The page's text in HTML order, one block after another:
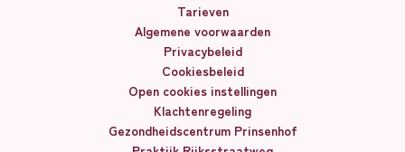
Tarieven
Algemene voorwaarden
Privacybeleid
Cookiesbeleid
Open cookies instellingen
Klachtenregeling
Gezondheidscentrum Prinsenhof